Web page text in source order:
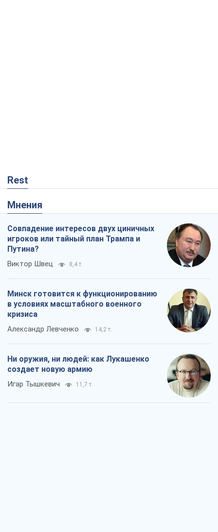
Rest
Мнения
Совпадение интересов двух циничных
игроков или тайный план Трампа и
Путина?
Виктор Швец 8,4 т.
Минск готовится к функционированию
в условиях масштабного военного
кризиса
Александр Левченко 14,2 т.
Ни оружия, ни людей: как Лукашенко
создает новую армию
Игар Тышкевич 11,7 т.